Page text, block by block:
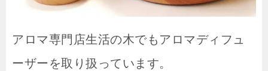
アロマ専門店生活の木でもアロマディフュ
ーザーを取り扱っています。